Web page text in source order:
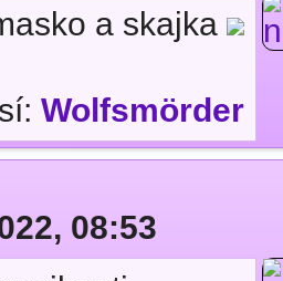
a skajka
Wolfsmörder
08:53